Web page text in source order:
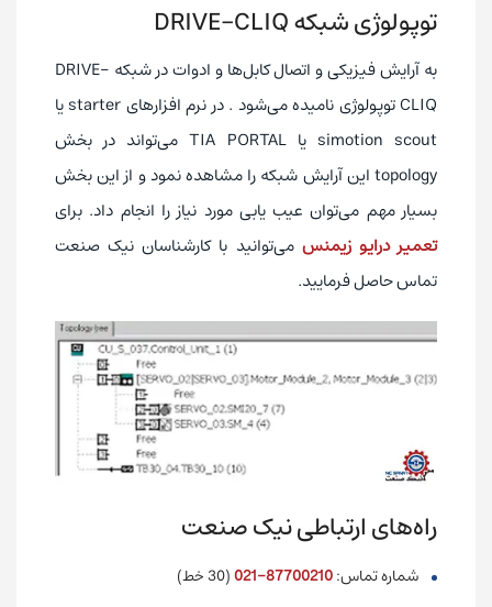
توپولوژی شبکه DRIVE-CLIQ
به آرایش فیزیکی و اتصال کابل‌ها و ادوات در شبکه DRIVE-
CLIQ توپولوژی نامیده می‌شود . در نرم افزارهای starter یا
simotion scout یا TIA PORTAL می‌تواند در بخش
topology این آرایش شبکه را مشاهده نمود و از این بخش
بسیار مهم می‌توان عیب یابی مورد نیاز را انجام داد. برای
تعمیر درایو زیمنس می‌توانید با کارشناسان نیک صنعت
تماس حاصل فرمایید.
راه‌های ارتباطی نیک صنعت
شماره تماس:87700210-021
(30 خط)